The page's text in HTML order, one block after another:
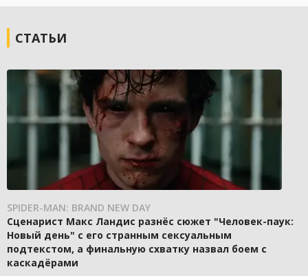
СТАТЬИ
SPIDER-MAN: BRAND NEW DAY
Сценарист Макс Ландис разнёс сюжет "Человек-паук:
Новый день" с его странным сексуальным
подтекстом, а финальную схватку назвал боем с
каскадёрами